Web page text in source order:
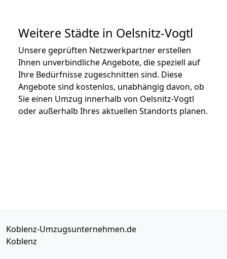
Weitere Städte in Oelsnitz-Vogtl
Unsere geprüften Netzwerkpartner erstellen
Ihnen unverbindliche Angebote, die speziell auf
Ihre Bedürfnisse zugeschnitten sind. Diese
Angebote sind kostenlos, unabhängig davon, ob
Sie einen Umzug innerhalb von Oelsnitz-Vogtl
oder außerhalb Ihres aktuellen Standorts planen.
Koblenz-Umzugsunternehmen.de
Koblenz